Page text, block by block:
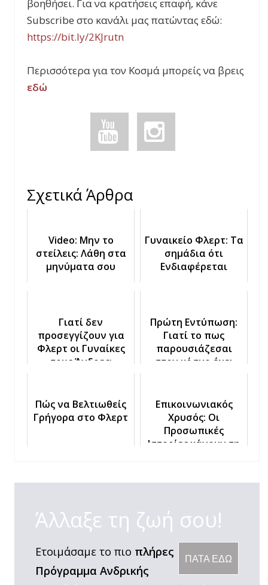
βοηθήσει. Για να κρατήσεις επαφή, κάνε
Subscribe στο κανάλι μας πατώντας εδώ:
https://bit.ly/2KJrutn
Περισσότερα για τον Κοσμά μπορείς να βρεις
εδώ
Σχετικά Άρθρα
Video: Μην το
στείλεις: Λάθη στα
μηνύματα σου
Γυναικείο Φλερτ: Τα
σημάδια ότι
Ενδιαφέρεται
Γιατί δεν
προσεγγίζουν για
Φλερτ οι Γυναίκες
τους Άνδρες;
Πρώτη Εντύπωση:
Γιατί το πως
παρουσιάζεσαι
στον κόσμο έχει
Πώς να Βελτιωθείς
Γρήγορα στο Φλερτ
Επικοινωνιακός
Χρυσός: Οι
Προσωπικές
Ιστορίες κάνουν τη
Άλλαξε τη ζωή σου!
ΠΑΤΑ ΕΔΩ
Ετοιμάσαμε το πιο πλήρες
Πρόγραμμα Ανδρικής